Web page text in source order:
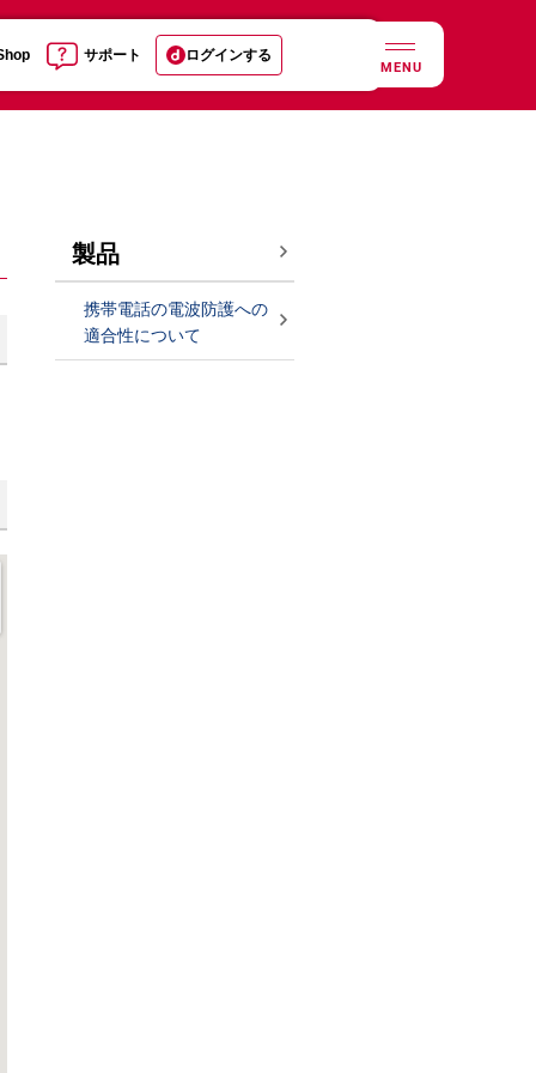
サポート ログインする
MENU
製品
携帯電話の電波防護への
適合性について